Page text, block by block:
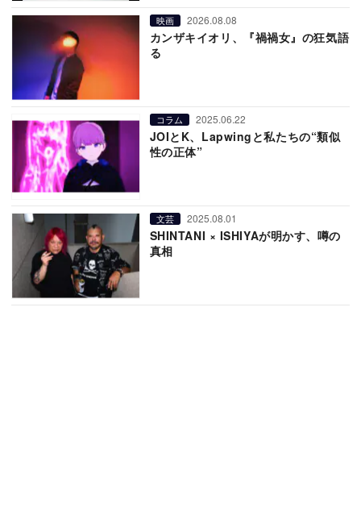
映画 2026.08.08
カンザキイオリ、『禍禍女』の狂気語
る
コラム 2025.06.22
JOIとK、Lapwingと私たちの“類似
性の正体”
文芸 2025.08.01
SHINTANI × ISHIYAが明かす、噂の
真相